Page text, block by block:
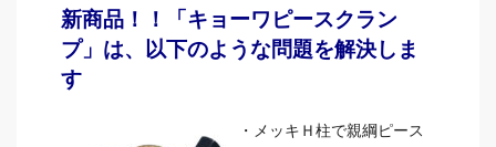
新商品！！「キョーワピースクラン
プ」は、以下のような問題を解決しま
す
・メッキＨ柱で親綱ピース